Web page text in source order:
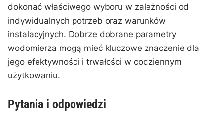
dokonać właściwego wyboru w zależności od ​
indywidualnych potrzeb oraz‍ warunków
instalacyjnych.⁤ Dobrze dobrane parametry
wodomierza mogą mieć kluczowe znaczenie⁢ dla
‌jego efektywności i trwałości w codziennym
użytkowaniu.
Pytania i odpowiedzi